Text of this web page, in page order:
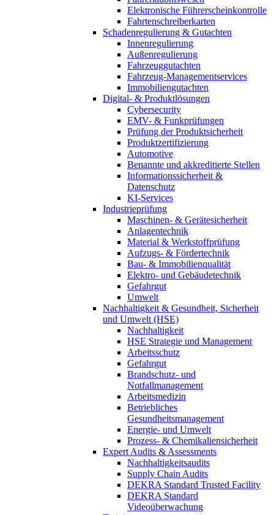
Elektronische Führerscheinkontrolle
Fahrtenschreiberkarten
Schadenregulierung & Gutachten
Innenregulierung
Außenregulierung
Fahrzeuggutachten
Fahrzeug-Managementservices
Immobiliengutachten
Digital- & Produktlösungen
Cybersecurity
EMV- & Funkprüfungen
Prüfung der Produktsicherheit
Produktzertifizierung
Automotive
Benannte und akkreditierte Stellen
Informationssicherheit &
Datenschutz
KI-Services
Industrieprüfung
Maschinen- & Gerätesicherheit
Anlagentechnik
Material & Werkstoffprüfung
Aufzugs- & Fördertechnik
Bau- & Immobilienqualität
Elektro- und Gebäudetechnik
Gefahrgut
Umwelt
Nachhaltigkeit & Gesundheit, Sicherheit
und Umwelt (HSE)
Nachhaltigkeit
HSE Strategie und Management
Arbeitsschutz
Gefahrgut
Brandschutz- und
Notfallmanagement
Arbeitsmedizin
Betriebliches
Gesundheitsmanagement
Energie- und Umwelt
Prozess- & Chemikaliensicherheit
Expert Audits & Assessments
Nachhaltigkeitsaudits
Supply Chain Audits
DEKRA Standard Trusted Facility
DEKRA Standard
Videoüberwachung